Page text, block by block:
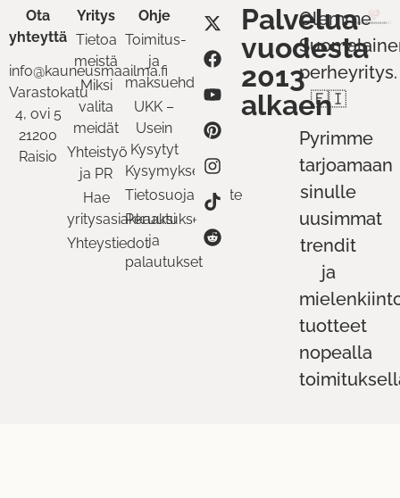
Ota
yhteyttä
info@kauneusmaailma.fi
Varastokatu
4, ovi 5
21200
Raisio
Yritys
Tietoa
meistä
Miksi
valita
meidät
Yhteistyö
ja PR
Hae
yritysasiakkaaksi
Yhteystiedot
Ohje
Toimitus-
ja
maksuehdot
UKK –
Usein
Kysytyt
Kysymykset
Tietosuojaseloste
Peruutukset
ja
palautukset
Palvelua
vuodesta
2013
alkaen
Olemme
perheyritys.
🇫🇮
Pyrimme
tarjoamaan
sinulle
uusimmat
trendit
ja
tuotteet
nopealla